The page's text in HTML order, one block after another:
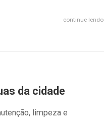
continue lendo
da cidade
limpeza e